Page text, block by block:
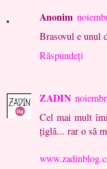
Anonim
Brasovul e unul
Răspundeți
ZADIN
Cel mai mult
țiglă... rar o să